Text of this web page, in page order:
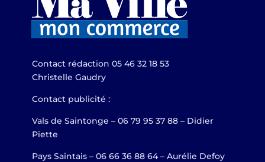
Contact rédaction 05 46 32 18 53
Christelle Gaudry
Contact publicité :
Vals de Saintonge – 06 79 95 37 88 – Didier
Piette
Pays Saintais – 06 66 36 88 64 – Aurélie Defoy